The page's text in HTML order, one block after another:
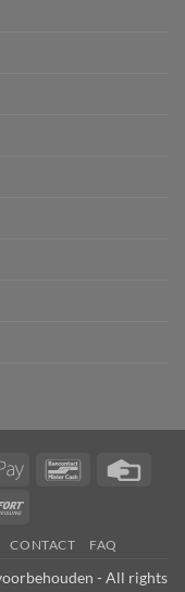
Apple
Bancontact
Sofort
CONTACT FAQ
- All rights